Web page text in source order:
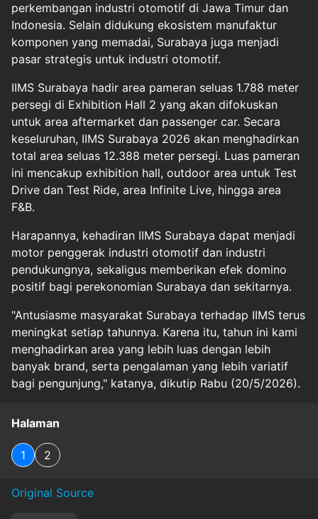
perkembangan industri otomotif di Jawa Timur dan
Indonesia. Selain didukung ekosistem manufaktur
komponen yang memadai, Surabaya juga menjadi
pasar strategis untuk industri otomotif.
IIMS Surabaya hadir area pameran seluas 1.788 meter
persegi di Exhibition Hall 2 yang akan difokuskan
untuk area aftermarket dan passenger car. Secara
keseluruhan, IIMS Surabaya 2026 akan menghadirkan
total area seluas 12.388 meter persegi. Luas pameran
ini mencakup exhibition hall, outdoor area untuk Test
Drive dan Test Ride, area Infinite Live, hingga area
F&B.
Harapannya, kehadiran IIMS Surabaya dapat menjadi
motor penggerak industri otomotif dan industri
pendukungnya, sekaligus memberikan efek domino
positif bagi perekonomian Surabaya dan sekitarnya.
"Antusiasme masyarakat Surabaya terhadap IIMS terus
meningkat setiap tahunnya. Karena itu, tahun ini kami
menghadirkan area yang lebih luas dengan lebih
banyak brand, serta pengalaman yang lebih variatif
bagi pengunjung," katanya, dikutip Rabu (20/5/2026).
Halaman
1 2
Original Source